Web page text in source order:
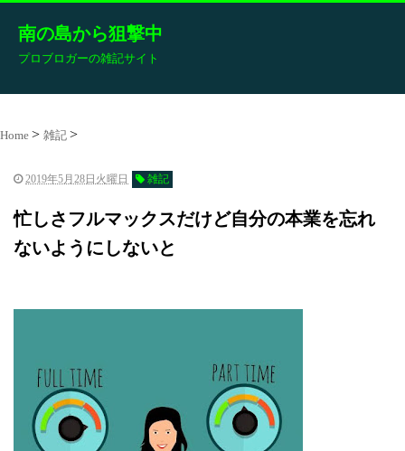
南の島から狙撃中
プロブロガーの雑記サイト
Home 雑記
2019年5月28日火曜日 雑記
忙しさフルマックスだけど自分の本業を忘れ
ないようにしないと